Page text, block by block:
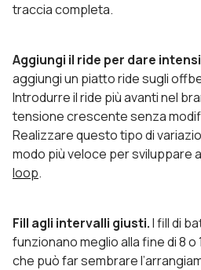
traccia completa.
Aggiungi il ride per dare
aggiungi un piatto ride sugli
Introdurre il ride più avanti nel
tensione crescente senza
Realizzare questo tipo di
modo più veloce per sviluppare
loop.
Fill agli intervalli giusti.I fill di
funzionano meglio alla fine di 8 o
che può far sembrare